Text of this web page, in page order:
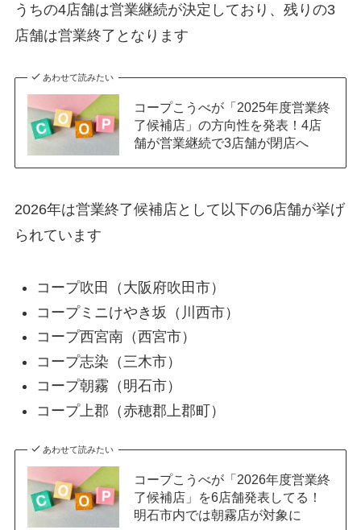
うちの4店舗は営業継続が決定しており、残りの3
店舗は営業終了となります
あわせて読みたい
コープこうべが「2025年度営業終
了候補店」の方向性を発表！4店
舗が営業継続で3店舗が閉店へ
2026年は営業終了候補店として以下の6店舗が挙げ
られています
コープ吹田（大阪府吹田市）
コープミニけやき坂（川西市）
コープ西宮南（西宮市）
コープ志染（三木市）
コープ朝霧（明石市）
コープ上郡（赤穂郡上郡町）
あわせて読みたい
コープこうべが「2026年度営業終
了候補店」を6店舗発表してる！
明石市内では朝霧店が対象に